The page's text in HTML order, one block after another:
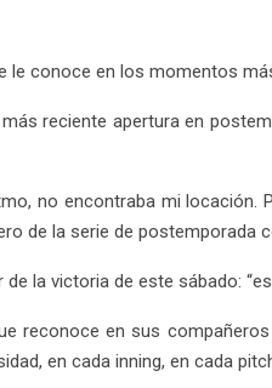
le conoce en los momentos
reciente apertura en
no encontraba mi locación.
de la serie de postemporada
la victoria de este sábado:
reconoce en sus
en cada inning, en cada